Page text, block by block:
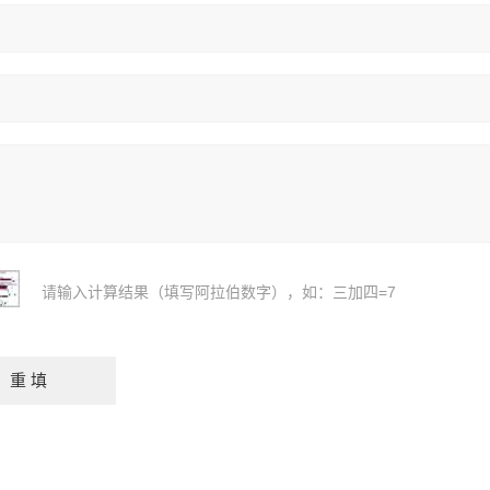
请输入计算结果（填写阿拉伯数字），如：三加四=7